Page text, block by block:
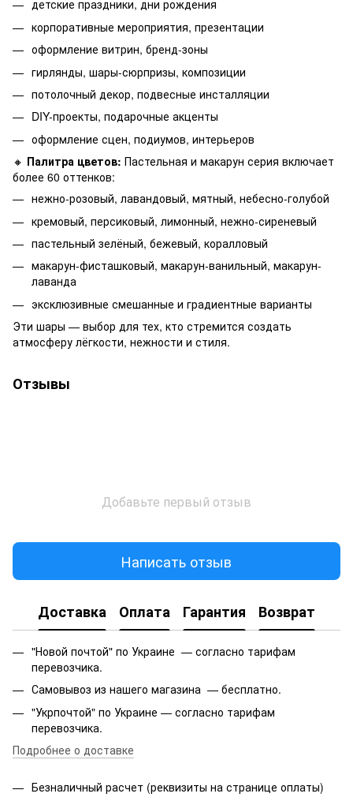
детские праздники, дни рождения
корпоративные мероприятия, презентации
оформление витрин, бренд-зоны
гирлянды, шары-сюрпризы, композиции
потолочный декор, подвесные инсталляции
DIY-проекты, подарочные акценты
оформление сцен, подиумов, интерьеров
🔸 Палитра цветов: Пастельная и макарун серия включает
более 60 оттенков:
нежно-розовый, лавандовый, мятный, небесно-голубой
кремовый, персиковый, лимонный, нежно-сиреневый
пастельный зелёный, бежевый, коралловый
макарун-фисташковый, макарун-ванильный, макарун-
лаванда
эксклюзивные смешанные и градиентные варианты
Эти шары — выбор для тех, кто стремится создать
атмосферу лёгкости, нежности и стиля.
Отзывы
Добавьте первый отзыв
Написать отзыв
Доставка Оплата Гарантия Возврат
"Новой почтой" по Украине — согласно тарифам
перевозчика.
Самовывоз из нашего магазина — бесплатно.
"Укрпочтой" по Украине — согласно тарифам
перевозчика.
Подробнее о доставке
Безналичный расчет (реквизиты на странице оплаты)